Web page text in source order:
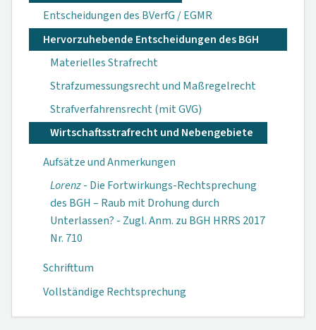
Entscheidungen des BVerfG / EGMR
Hervorzuhebende Entscheidungen des BGH
Materielles Strafrecht
Strafzumessungsrecht und Maßregelrecht
Strafverfahrensrecht (mit GVG)
Wirtschaftsstrafrecht und Nebengebiete
Aufsätze und Anmerkungen
Lorenz- Die Fortwirkungs-Rechtsprechung
des BGH – Raub mit Drohung durch
Unterlassen? - Zugl. Anm. zu BGH HRRS 2017
Nr. 710
Schrifttum
Vollständige Rechtsprechung